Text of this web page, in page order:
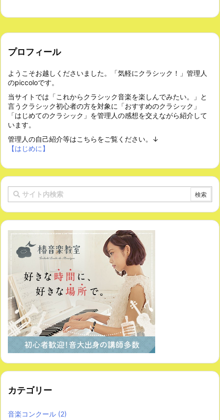
プロフィール
ようこそお越しくださいました。「気軽にクラシック！」管理人
のpiccoloです。
当サイトでは「これからクラシック音楽を楽しんでみたい。」と
言うクラシック初心者の方を対象に「おすすめのクラシック」
「はじめてのクラシック」を管理人の感想を交えながら紹介して
います。
管理人の自己紹介等はこちらをご覧ください。↓
【はじめに】
カテゴリー
音楽コンクール (2)